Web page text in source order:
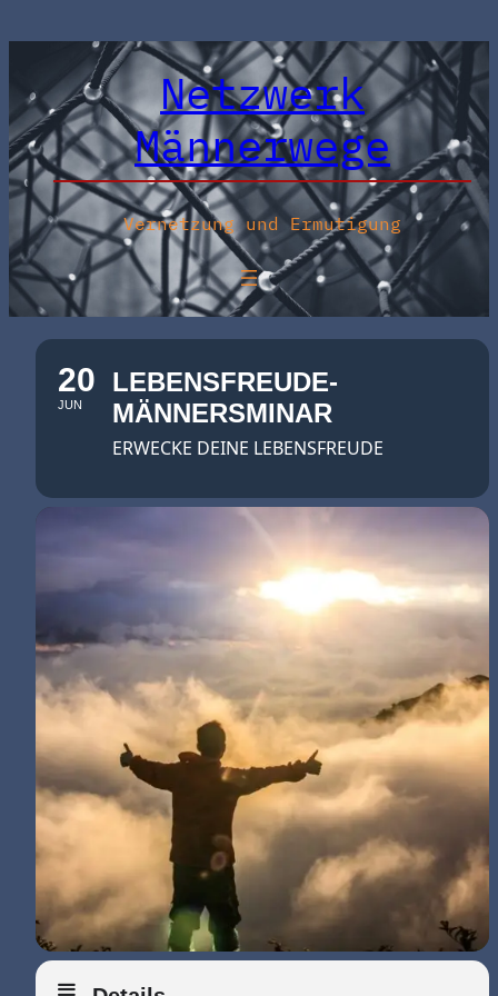
Netzwerk
Männerwege
Vernetzung und Ermutigung
20
JUN
LEBENSFREUDE-
MÄNNERSMINAR
ERWECKE DEINE LEBENSFREUDE